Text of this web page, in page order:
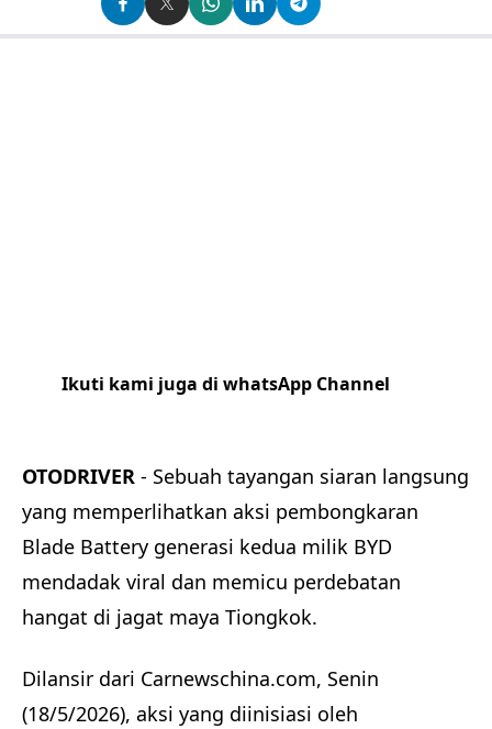
Ikuti kami juga di whatsApp Channel
OTODRIVER - Sebuah tayangan siaran langsung
yang memperlihatkan aksi pembongkaran
Blade Battery generasi kedua milik BYD
mendadak viral dan memicu perdebatan
hangat di jagat maya Tiongkok.
Dilansir dari Carnewschina.com, Senin
(18/5/2026), aksi yang diinisiasi oleh